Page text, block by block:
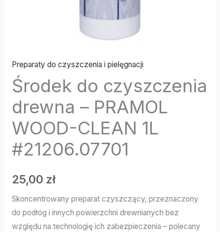
Preparaty do czyszczenia i pielęgnacji
Środek do czyszczenia
drewna – PRAMOL
WOOD-CLEAN 1L
#21206.07701
25,00 zł
Skoncentrowany preparat czyszczący, przeznaczony
do podłóg i innych powierzchni drewnianych bez
względu na technologię ich zabezpieczenia – polecany